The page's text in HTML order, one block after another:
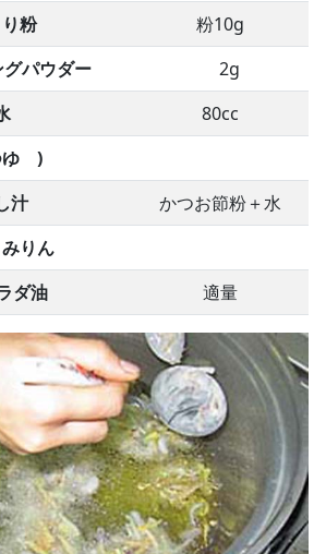
り粉
粉10g
パウダー
2g
80cc
ゆ )
汁
かつお節粉＋水
みりん
ダ油
適量